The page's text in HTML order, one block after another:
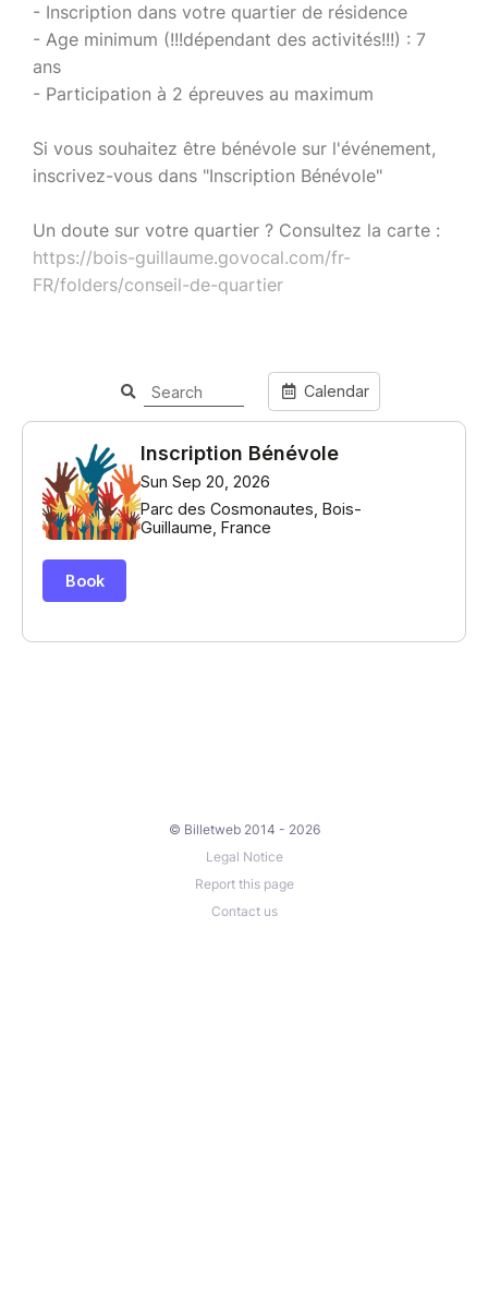
- Inscription dans votre quartier de résidence
- Age minimum (!!!dépendant des activités!!!) : 7
ans
- Participation à 2 épreuves au maximum
Si vous souhaitez être bénévole sur l'événement,
inscrivez-vous dans "Inscription Bénévole"
Un doute sur votre quartier ? Consultez la carte :
https://bois-guillaume.govocal.com/fr-
FR/folders/conseil-de-quartier
© Billetweb 2014 - 2026
Legal Notice
Report this page
Contact us